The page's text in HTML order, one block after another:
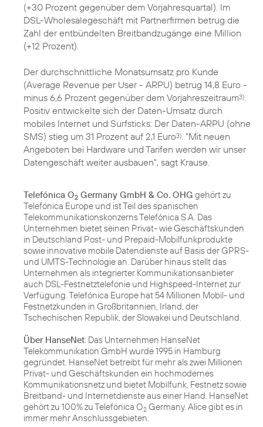
(+30 Prozent gegenüber dem Vorjahresquartal). Im
DSL-Wholesalegeschäft mit Partnerfirmen betrug die
Zahl der entbündelten Breitbandzugänge eine Million
(+12 Prozent).
Der durchschnittliche Monatsumsatz pro Kunde
(Average Revenue per User - ARPU) betrug 14,8 Euro -
minus 6,6 Prozent gegenüber dem Vorjahreszeitraum3)
Positiv entwickelte sich der Daten-Umsatz durch
mobiles Internet und Surfsticks: Der Daten-ARPU (ohne
SMS) stieg um 31 Prozent auf 2,1 Euro3) . "Mit neuen
Angeboten bei Hardware und Tarifen werden wir unser
Datengeschäft weiter ausbauen", sagt Krause.
Telefónica O2 Germany GmbH & Co. OHG gehört zu
Telefónica Europe und ist Teil des spanischen
Telekommunikationskonzerns Telefónica S.A. Das
Unternehmen bietet seinen Privat- wie Geschäftskunden
in Deutschland Post- und Prepaid-Mobilfunkprodukte
sowie innovative mobile Datendienste auf Basis der GPRS-
und UMTS-Technologie an. Darüber hinaus stellt das
Unternehmen als integrierter Kommunikationsanbieter
auch DSL-Festnetztelefonie und Highspeed-Internet zur
Verfügung. Telefónica Europe hat 54 Millionen Mobil- und
Festnetzkunden in Großbritannien, Irland, der
Tschechischen Republik, der Slowakei und Deutschland.
Über HanseNet: Das Unternehmen HanseNet
Telekommunikation GmbH wurde 1995 in Hamburg
gegründet. HanseNet betreibt für mehr als zwei Millionen
Privat- und Geschäftskunden ein hochmodernes
Kommunikationsnetz und bietet Mobilfunk, Festnetz sowie
Breitband- und Internetdienste aus einer Hand. HanseNet
gehört zu 100% zu Telefónica O2 Germany. Alice gibt es in
immer mehr Anschlussgebieten.